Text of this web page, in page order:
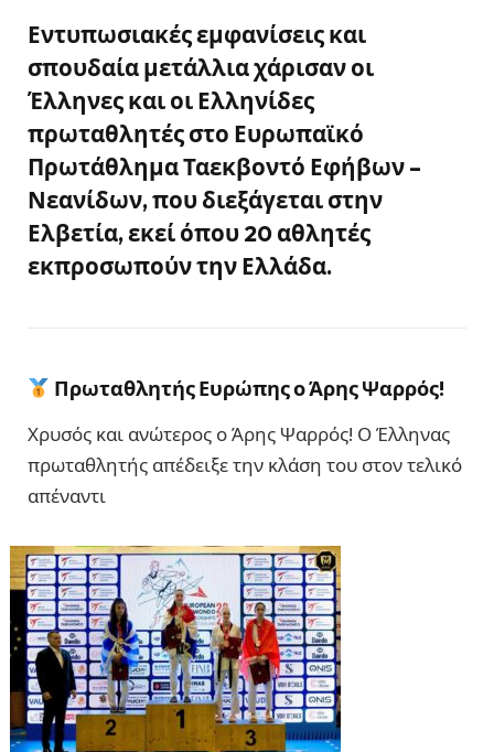
Εντυπωσιακές εμφανίσεις και
σπουδαία μετάλλια χάρισαν οι
Έλληνες και οι Ελληνίδες
πρωταθλητές στο Ευρωπαϊκό
Πρωτάθλημα Ταεκβοντό Εφήβων –
Νεανίδων, που διεξάγεται στην
Ελβετία, εκεί όπου 20 αθλητές
εκπροσωπούν την Ελλάδα.
Πρωταθλητής Ευρώπης ο Άρης Ψαρρός!
Χρυσός και ανώτερος ο Άρης Ψαρρός! Ο Έλληνας
πρωταθλητής απέδειξε την κλάση του στον τελικό
απέναντι